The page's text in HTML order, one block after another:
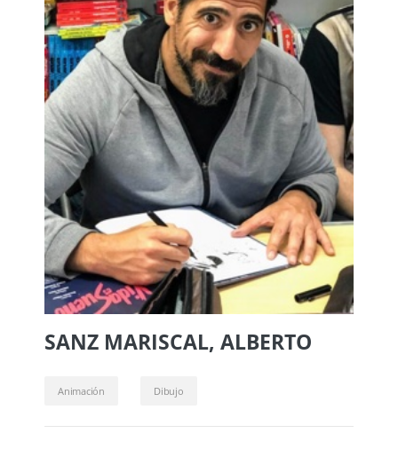
SANZ MARISCAL, ALBERTO
Animación Dibujo